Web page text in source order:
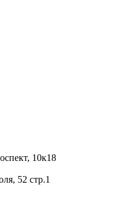
10к18
52 стр.1